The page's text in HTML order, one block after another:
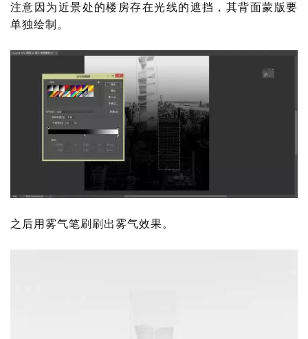
注意因为近景处的楼房存在光线的遮挡，其背面蒙版要
单独绘制。
之后用雾气笔刷刷出雾气效果。